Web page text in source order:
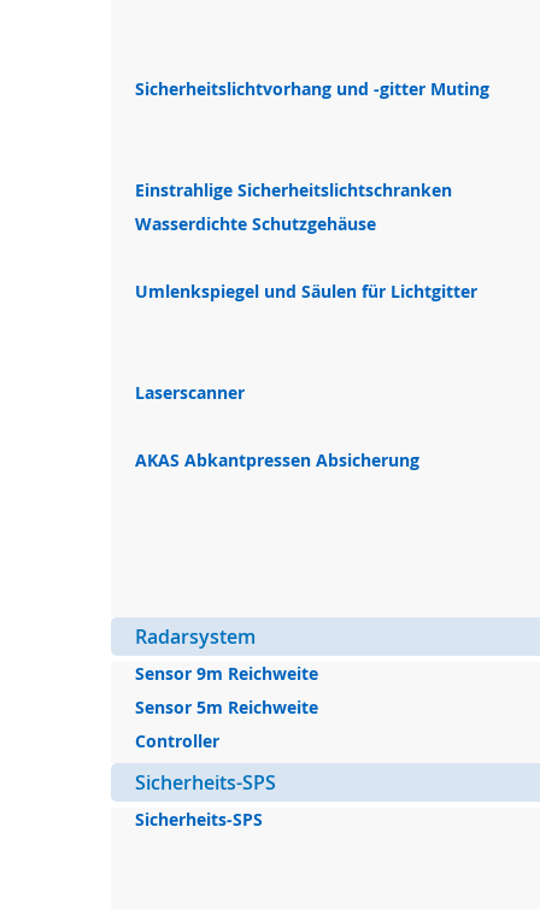
Sicherheitslichtvorhang und -gitter Muting
Einstrahlige Sicherheitslichtschranken
Wasserdichte Schutzgehäuse
Umlenkspiegel und Säulen für Lichtgitter
Laserscanner
AKAS Abkantpressen Absicherung
Radarsystem
Sensor 9m Reichweite
Sensor 5m Reichweite
Controller
Sicherheits-SPS
Sicherheits-SPS